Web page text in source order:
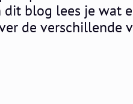
dit blog lees je wat
de verschillende